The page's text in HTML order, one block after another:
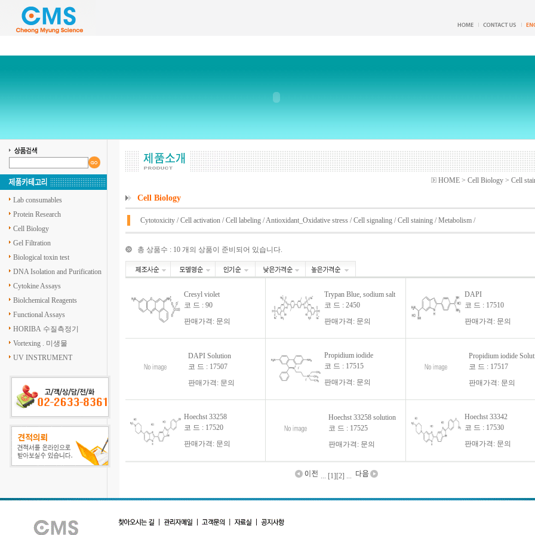
Lab consumables
Protein Research
Cell Biology
Gel Filtration
Biological toxin test
DNA Isolation and Purification
Cytokine Assays
Biolchemical Reagents
Functional Assays
HORIBA 수질측정기
Vortexing . 미생물
UV INSTRUMENT
HOME > Cell Biology > Cell
Cell Biology
Cytotoxicity /Cell activation /Cell labeling /Antioxidant_Oxidative stress /Cell signaling /Cell staining /Metabolism /
총 상품수 : 10 개의 상품이 준비되어 있습니다.
Cresyl violet
코 드 : 90
판매가격: 문의
Trypan Blue, sodium salt
코 드 : 2450
판매가격: 문의
DAPI
코 드 : 17510
판매가격: 문의
DAPI Solution
코 드 : 17507
판매가격: 문의
Propidium iodide
코 드 : 17515
판매가격: 문의
Propidium iodide
코 드 : 17517
판매가격: 문의
Hoechst 33258
코 드 : 17520
판매가격: 문의
Hoechst 33258 solution
코 드 : 17525
판매가격: 문의
Hoechst 33342
코 드 : 17530
판매가격: 문의
... [1] [2] ...